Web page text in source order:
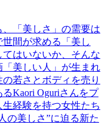
「美しさ」の需要は
間が求める「美し
はいないか、そんな
美しい人」が生まれ
若さとボディを売り
Kaori Oguriさんをプ
経験を持つ女性たち
の美しさ”に迫る新た